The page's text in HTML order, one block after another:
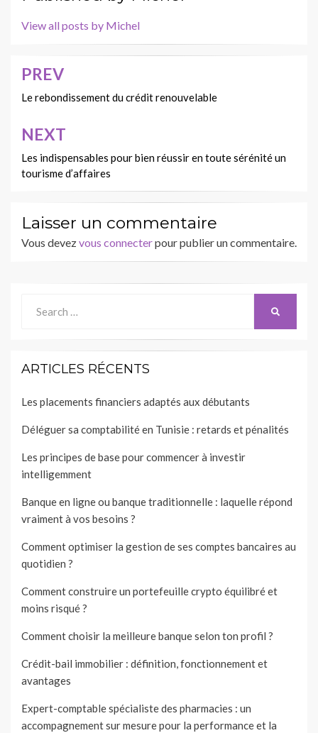
View all posts by Michel
Navigation
de
l’article
PREV
Le rebondissement du crédit renouvelable
NEXT
Les indispensables pour bien réussir en toute sérénité un
tourisme d’affaires
Laisser un commentaire
Vous devezvous connecterpour publier un commentaire.
for:
ARTICLES RÉCENTS
Les placements financiers adaptés aux débutants
Déléguer sa comptabilité en Tunisie : retards et pénalités
Les principes de base pour commencer à investir
intelligemment
Banque en ligne ou banque traditionnelle : laquelle répond
vraiment à vos besoins ?
Comment optimiser la gestion de ses comptes bancaires au
quotidien ?
Comment construire un portefeuille crypto équilibré et
moins risqué ?
Comment choisir la meilleure banque selon ton profil ?
Crédit-bail immobilier : définition, fonctionnement et
avantages
Expert-comptable spécialiste des pharmacies : un
accompagnement sur mesure pour la performance et la